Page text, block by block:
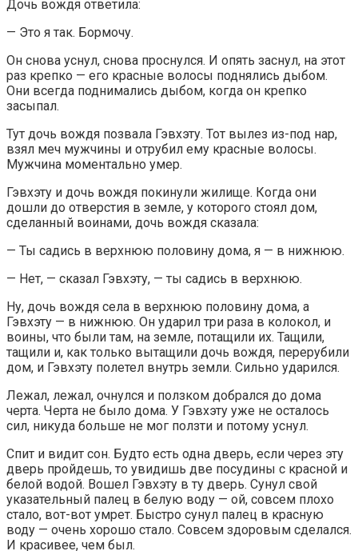
Дочь вождя ответила:
— Это я так. Бормочу.
Он снова уснул, снова проснулся. И опять заснул, на этот
раз крепко — его красные волосы поднялись дыбом.
Они всегда поднимались дыбом, когда он крепко
засыпал.
Тут дочь вождя позвала Гэвхэту. Тот вылез из-под нар,
взял меч мужчины и отрубил ему красные волосы.
Мужчина моментально умер.
Гэвхэту и дочь вождя покинули жилище. Когда они
дошли до отверстия в земле, у которого стоял дом,
сделанный воинами, дочь вождя сказала:
— Ты садись в верхнюю половину дома, я — в нижнюю.
— Нет, — сказал Гэвхэту, — ты садись в верхнюю.
Ну, дочь вождя села в верхнюю половину дома, а
Гэвхэту — в нижнюю. Он ударил три раза в колокол, и
воины, что были там, на земле, потащили их. Тащили,
тащили и, как только вытащили дочь вождя, перерубили
дом, и Гэвхэту полетел внутрь земли. Сильно ударился.
Лежал, лежал, очнулся и ползком добрался до дома
черта. Черта не было дома. У Гэвхэту уже не осталось
сил, никуда больше не мог ползти и потому уснул.
Спит и видит сон. Будто есть одна дверь, если через эту
дверь пройдешь, то увидишь две посудины с красной и
белой водой. Вошел Гэвхэту в ту дверь. Сунул свой
указательный палец в белую воду — ой, совсем плохо
стало, вот-вот умрет. Быстро сунул палец в красную
воду — очень хорошо стало. Совсем здоровым сделался.
И красивее, чем был.